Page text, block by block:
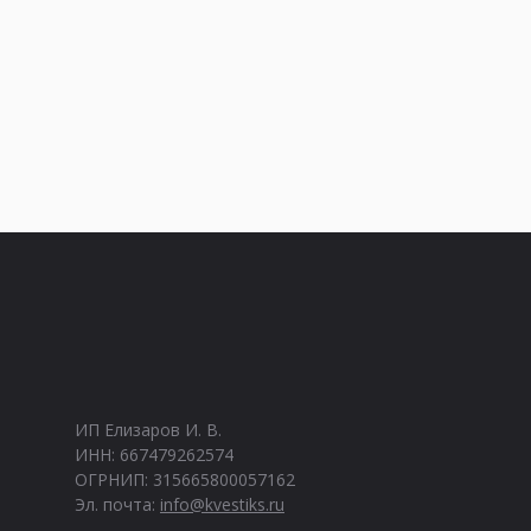
ИП Елизаров И. В.
ИНН: 667479262574
ОГРНИП: 315665800057162
Эл. почта: info@kvestiks.ru